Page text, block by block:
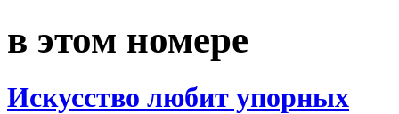
в этом номере
Искусство любит упорных